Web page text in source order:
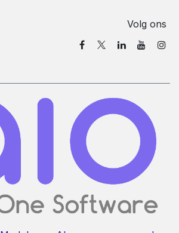
Volg ons